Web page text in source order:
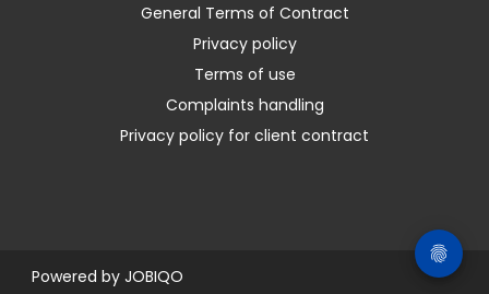
General Terms of Contract
Privacy policy
Terms of use
Complaints handling
Privacy policy for client contract
Powered by JOBIQO